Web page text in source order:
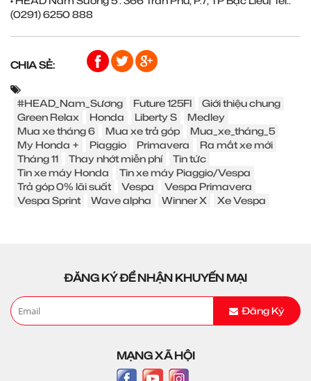
(0291) ‎6250 888
CHIA SẺ:
#HEAD_Nam_Sương Future 125FI
Giới thiệu chung
Green Relax
Honda Liberty S
Medley
Mua xe tháng 6
Mua xe trả góp
Mua_xe_tháng_5
My Honda +
Piaggio Primavera
Ra mắt xe mới
Tháng 11
Thay nhớt miễn phí
Tin tức
Tin xe máy Honda
Tin xe máy Piaggio/Vespa
Trả góp 0% lãi suất
Vespa
Vespa Primavera
Vespa Sprint
Wave alpha Winner X Xe Vespa
ĐĂNG KÝ ĐỂ NHẬN KHUYẾN MẠI
Đăng Ký
MẠNG XÃ HỘI